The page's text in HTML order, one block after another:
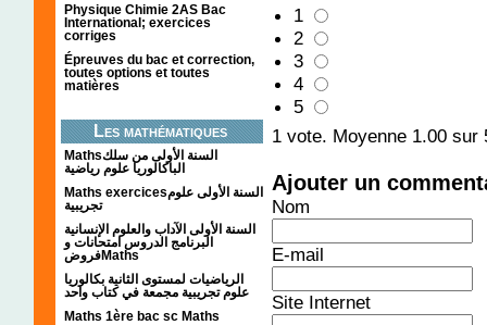
Physique Chimie 2AS Bac
International; exercices
corriges
Épreuves du bac et correction,
toutes options et toutes
matières
Les mathématiques
Mathsالسنة الأولى من سلك
الباكالوريا علوم رياضية
Maths exercicesالسنة الأولى علوم
تجريبية
السنة الأولى الآداب والعلوم الإنسانية
البرنامج الدروس امتحانات و
فروضMaths
الرياضيات لمستوى الثانية بكالوريا
علوم تجريبية مجمعة في كتاب واحد
Maths 1ère bac sc Maths
1
2
3
4
5
1 vote. Moyenne 1.00 sur
Ajouter un
Nom
E-mail
Site Internet